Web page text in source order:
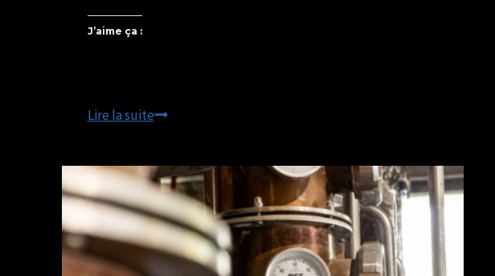
J’aime ça :
Lire la suiteDroit
:
l’accord
écrit
est
obligatoire